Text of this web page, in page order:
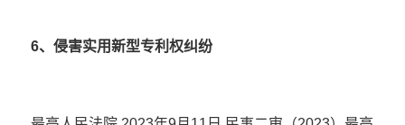
6、侵害实用新型专利权纠纷